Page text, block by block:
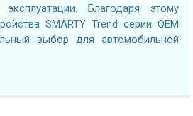
Благодаря этому
SMARTY Trend серии OEM
выбор для автомобильной